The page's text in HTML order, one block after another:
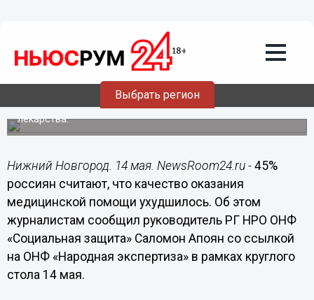
Выбрать регион
Почти 50% россиян считают, что
качество оказания медицинской
помощи ухудшилось
Чуть более 40% заявляют, что при лечении в стационаре
им приходилось самостоятельно приобретать
лекарства.
Нижний Новгород. 14 мая. NewsRoom24.ru - 45%
россиян считают, что качество оказания
медицинской помощи ухудшилось. Об этом
журналистам сообщил руководитель РГ НРО ОНФ
«Социальная защита» Саломон Апоян со ссылкой
на ОНФ «Народная экспертиза» в рамках круглого
стола 14 мая.